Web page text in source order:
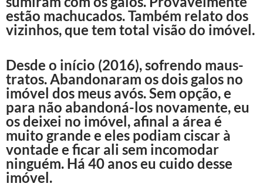
estão machucados. Também relato dos
vizinhos, que tem total visão do imóvel.
Desde o início (2016), sofrendo maus-
tratos. Abandonaram os dois galos no
imóvel dos meus avós. Sem opção, e
para não abandoná-los novamente, eu
os deixei no imóvel, afinal a área é
muito grande e eles podiam ciscar à
vontade e ficar ali sem incomodar
ninguém. Há 40 anos eu cuido desse
imóvel.